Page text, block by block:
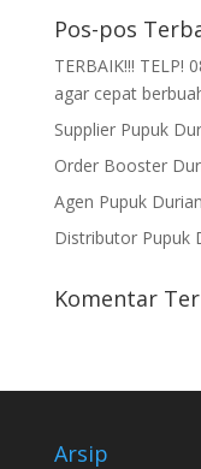
Pos-pos
TERBAIK!!! TELP!
agar cepat
Supplier Pupuk
Order Booster
Agen Pupuk
Distributor Pupuk
Komentar
Arsip